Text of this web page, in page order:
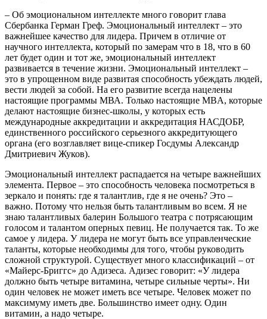
– Об эмоциональном интеллекте много говорит глава
Сбербанка Герман Греф. Эмоциональный интеллект – это
важнейшее качество для лидера. Причем в отличие от
научного интеллекта, который по замерам что в 18, что в 60
лет будет один и тот же, эмоциональный интеллект
развивается в течение жизни. Эмоциональный интеллект –
это в упрощенном виде развитая способность убеждать людей,
вести людей за собой. На его развитие всегда нацелены
настоящие программы МВА. Только настоящие MBA, которые
делают настоящие бизнес-школы, у которых есть
международные аккредитации и аккредитация НАСДОБР,
единственного российского серьезного аккредитующего
органа (его возглавляет вице-спикер Госдумы Александр
Дмитриевич Жуков).
Эмоциональный интеллект распадается на четыре важнейших
элемента. Первое – это способность человека посмотреться в
зеркало и понять: где я талантлив, где я не очень? Это –
важно. Потому что нельзя быть талантливым во всем. Я не
знаю талантливых балерин Большого театра с потрясающим
голосом и талантом оперных певиц. Не получается так. То же
самое у лидера. У лидера не могут быть все управленческие
таланты, которые необходимы для того, чтобы руководить
сложной структурой. Существует много классификаций – от
«Майерс-Бриггс» до Адизеса. Адизес говорит: «У лидера
должно быть четыре витамина, четыре сильные черты». Ни
один человек не может иметь все четыре. Человек может по
максимуму иметь две. Большинство имеет одну. Один
витамин, а надо четыре.